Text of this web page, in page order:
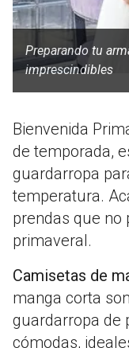
Preparando tu
imprescindibles
Bienvenida
de temporada,
guardarropa
temperatura.
prendas que
primaveral.
Camisetas de
manga corta
guardarropa de
cómodas,